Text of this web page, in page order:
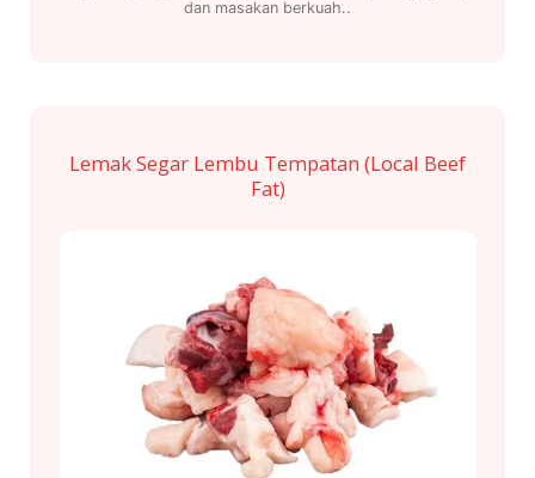
dan masakan berkuah..
Lemak Segar Lembu Tempatan (Local Beef
Fat)